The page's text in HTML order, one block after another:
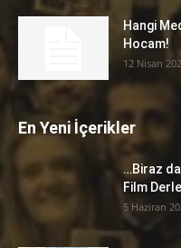
Hangi
Hocam!
12 Nisan
En Yeni İçerikler
…Biraz
Film
5 Haziran